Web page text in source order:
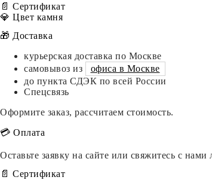
📄 Сертификат
💎 Цвет камня
🎁 Доставка
курьерская доставка по Москве
самовывоз из
офиса в Москве
до пункта СДЭК по всей России
Спецсвязь
Оформите заказ, рассчитаем стоимость.
💳 Оплата
Оставьте заявку на сайте или свяжитесь с
📄 Сертификат